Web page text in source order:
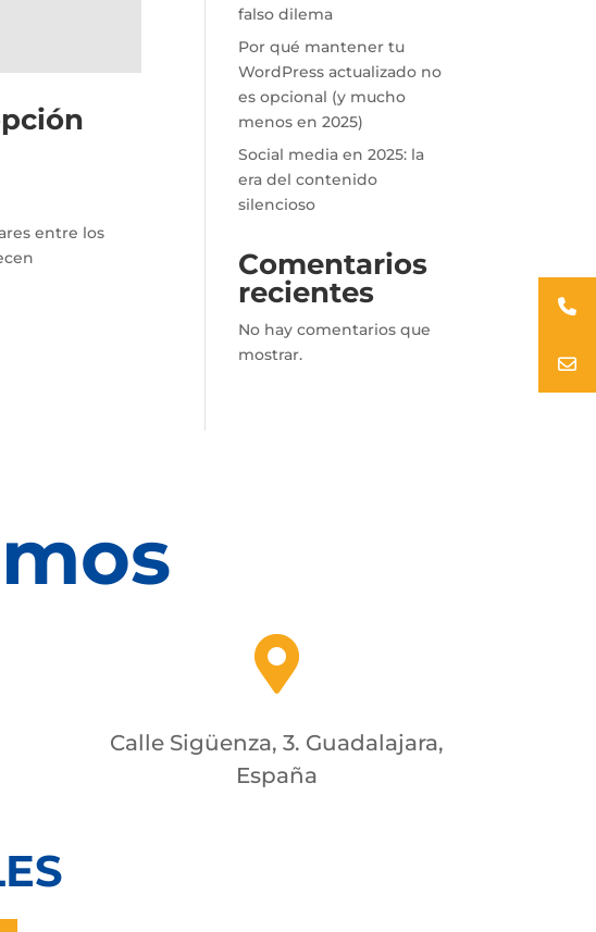
entre los
falso dilema
Por qué mantener tu
WordPress actualizado no
es opcional (y mucho
menos en 2025)
Social media en 2025: la
era del contenido
silencioso
Comentarios
recientes
No hay comentarios que
mostrar.

Calle Sigüenza, 3. Guadalajara,
España